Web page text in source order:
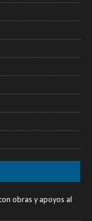
obras y apoyos al